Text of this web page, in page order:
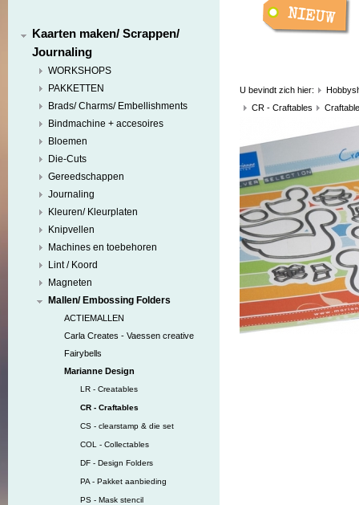
Kaarten maken/ Scrappen/
Journaling
WORKSHOPS
PAKKETTEN
Brads/ Charms/ Embellishments
Bindmachine + accesoires
Bloemen
Die-Cuts
Gereedschappen
Journaling
Kleuren/ Kleurplaten
Knipvellen
Machines en toebehoren
Lint / Koord
Magneten
Mallen/ Embossing Folders
ACTIEMALLEN
Carla Creates - Vaessen creative
Fairybells
Marianne Design
LR - Creatables
CR - Craftables
CS - clearstamp & die set
COL - Collectables
DF - Design Folders
PA - Pakket aanbieding
PS - Mask stencil
U bevindt zich hier:
CR - Craftables